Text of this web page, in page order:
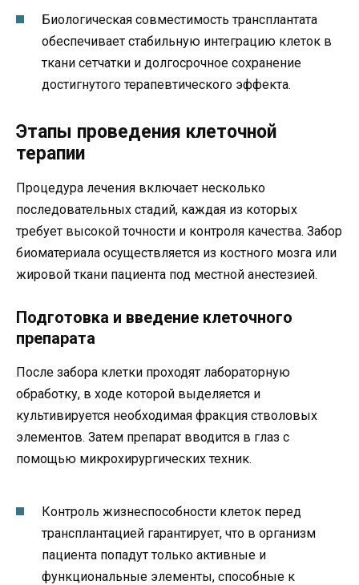
Биологическая совместимость трансплантата
обеспечивает стабильную интеграцию клеток в
ткани сетчатки и долгосрочное сохранение
достигнутого терапевтического эффекта.
Этапы проведения клеточной
терапии
Процедура лечения включает несколько
последовательных стадий, каждая из которых
требует высокой точности и контроля качества. Забор
биоматериала осуществляется из костного мозга или
жировой ткани пациента под местной анестезией.
Подготовка и введение клеточного
препарата
После забора клетки проходят лабораторную
обработку, в ходе которой выделяется и
культивируется необходимая фракция стволовых
элементов. Затем препарат вводится в глаз с
помощью микрохирургических техник.
Контроль жизнеспособности клеток перед
трансплантацией гарантирует, что в организм
пациента попадут только активные и
функциональные элементы, способные к